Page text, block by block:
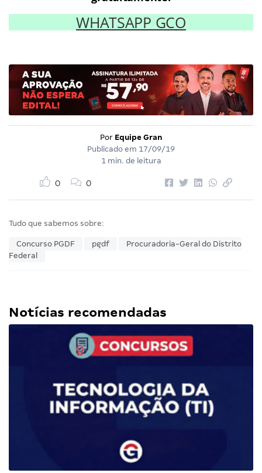
WHATSAPP GCO
Por Equipe Gran
Publicado em 17/09/19
1 min. de leitura
0 0
Tudo que sabemos sobre:
Concurso PGDF pgdf
Procuradoria-Geral do Distrito
Federal
Notícias recomendadas